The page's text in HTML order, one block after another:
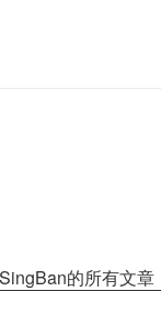
的所有文章